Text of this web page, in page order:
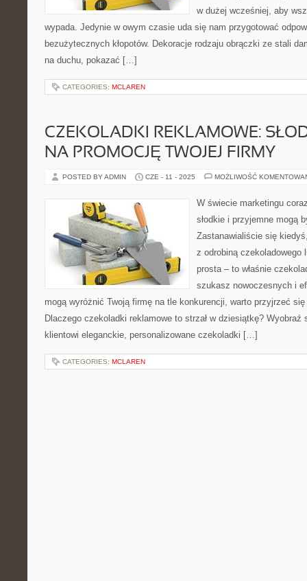
w dużej wcześniej, aby
wypada. Jedynie w owym czasie uda się nam przygotować
bezużytecznych kłopotów. Dekoracje rodzaju obrączki ze stali
na duchu, pokazać […]
CATEGORIES: MCLAREN
CZEKOLADKI REKLAMOWE:
NA PROMOCJĘ TWOJEJ FIRMY
POSTED BY ADMIN CZE - 11 - 2025 MOŻLIWOŚĆ
W świecie marketingu
słodkie i przyjemne mogą
Zastanawialiście się
z odrobiną czekoladowego
prosta – to właśnie
szukasz nowoczesnych i
mogą wyróżnić Twoją firmę na tle konkurencji, warto przyjrzeć
Dlaczego czekoladki reklamowe to strzał w dziesiątkę?
klientowi eleganckie, personalizowane czekoladki […]
CATEGORIES: MCLAREN